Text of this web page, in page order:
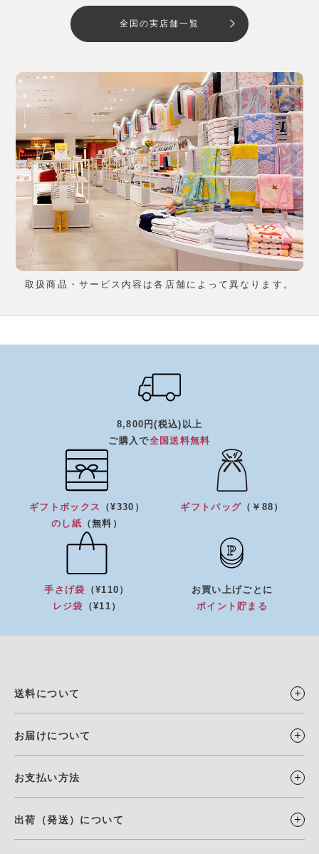
全国の実店舗一覧
取扱商品・サービス内容は各店舗によって異なります。
8,800円(税込)以上
ご購入で全国送料無料
ギフトボックス
（¥330）
のし紙 （無料）
ギフトバッグ （￥88）
手さげ袋
（¥110）
レジ袋
（¥11）
お買い上げごとに
ポイント貯まる
送料について
お届けについて
お支払い方法
出荷（発送）について